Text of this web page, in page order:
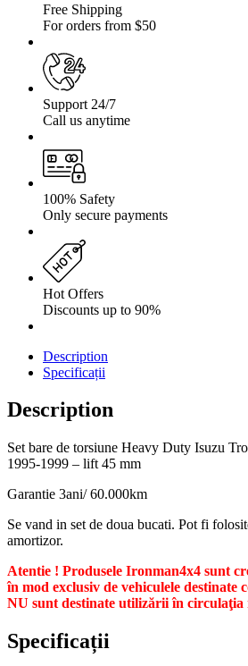
Free Shipping
For orders from $50
Support 24/7
Call us anytime
100% Safety
Only secure payments
Hot Offers
Discounts up to 90%
Description
Specificații
Description
Set bare de torsiune Heavy Duty Isuzu
1995-1999 – lift 45 mm
Garantie 3ani/ 60.000km
Se vand in set de doua bucati. Pot fi
amortizor.
Atentie ! Produsele Ironman4x4 sunt
în mod exclusiv de vehiculele destinate
NU sunt destinate utilizării în circulaţia
Specificații